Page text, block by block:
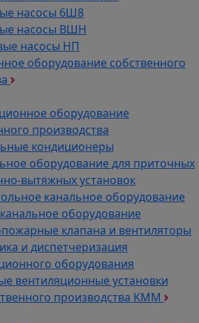
насосы 6Ш8
насосы ВШН
насосы НП
оборудование собственного
оборудование
производства
кондиционеры
оборудование для приточных
вытяжных установок
канальное оборудование
оборудование
клапана и вентиляторы
и диспетчеризация
оборудования
вентиляционные установки
производства KMM